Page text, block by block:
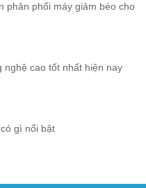
phân phối máy giảm béo cho
nghệ cao tốt nhất hiện nay
gì nổi bật